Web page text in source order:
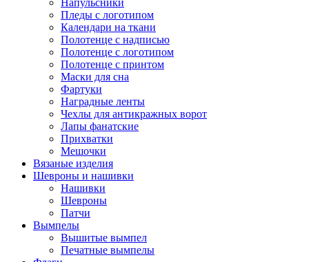
Напульсники
Пледы с логотипом
Календари на ткани
Полотенце с надписью
Полотенце с логотипом
Полотенце с принтом
Маски для сна
Фартуки
Наградные ленты
Чехлы для антикражных ворот
Лапы фанатские
Прихватки
Мешочки
Вязаные изделия
Шевроны и нашивки
Нашивки
Шевроны
Патчи
Вымпелы
Вышитые вымпел
Печатные вымпелы